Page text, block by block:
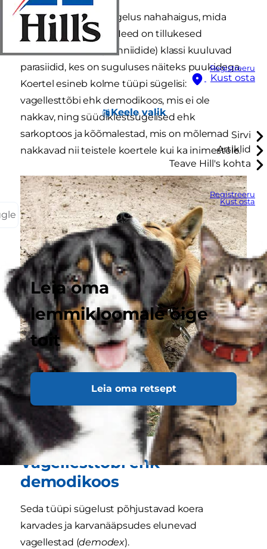
Registreeru
Kust osta
Keele valik
Sirvi
Artiklid
Teave Hill's kohta
Registreeru
Kust osta
Leia oma
lemmikloomale õige
toit
Leia oma retsept
Üldiselt võttes on sügelus nahahaigus, mida
põhjustavad lestad. Need on tillukesed
ämblikulaadsete (arahniidide) klassi kuuluvad
parasiidid, kes on suguluses näiteks puukidega.
Koertel esineb kolme tüüpi sügelisi:
vagellesttõbi ehk demodikoos, mis ei ole
nakkav, ning süüdiklestsügelised ehk
sarkoptoos ja kõõmalestad, mis on mõlemad
nakkavad nii teistele koertele kui ka inimestele.
Vagellesttõbi ehk
demodikoos
Seda tüüpi sügelust põhjustavad koera
karvades ja karvanääpsudes elunevad
vagellestad (demodex).